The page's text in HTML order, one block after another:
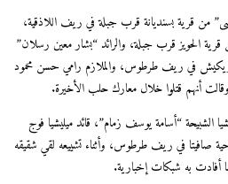
من قرية بسنديانة قرب جبلة في ريف اللاذقية،
الحويز قرب جبلة، والرائد “بشار معين رسلان”
في ريف طرطوس، والملازم رامي حسن محمود
أنهم قتلوا خلال معارك حلب الأخيرة.
الشبيحة “أسامة يوسف زمام”، قائد ميليشيا فوج
صافيتا في ريف طرطوس، وأثناء تشييعه لقي شقيقه
به شبكات إخبارية.